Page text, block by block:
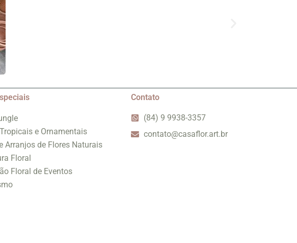
e Ornamentais
Arranjos de Flores Naturais
Floral
Floral de Eventos
Contato
(84) 9 9938-3357
contato@casaflor.art.br